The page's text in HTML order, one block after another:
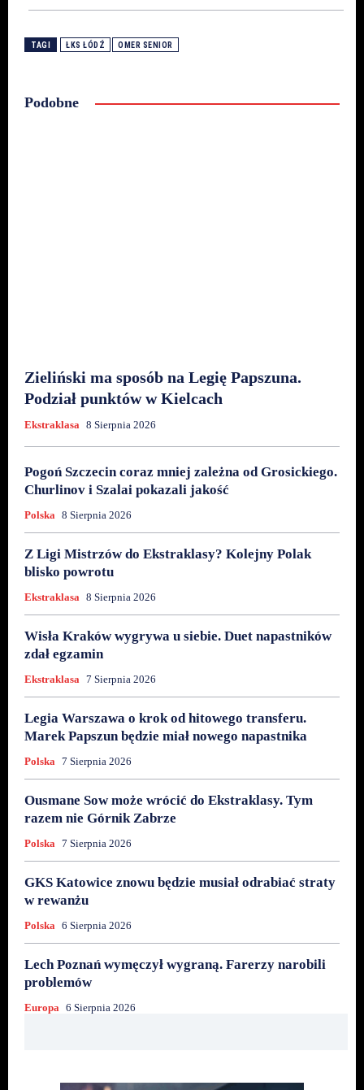
TAGI ŁKS ŁÓDŹ OMER SENIOR
Podobne
Zieliński ma sposób na Legię Papszuna.
Podział punktów w Kielcach
Ekstraklasa 8 Sierpnia 2026
Pogoń Szczecin coraz mniej zależna od Grosickiego.
Churlinov i Szalai pokazali jakość
Polska 8 Sierpnia 2026
Z Ligi Mistrzów do Ekstraklasy? Kolejny Polak
blisko powrotu
Ekstraklasa 8 Sierpnia 2026
Wisła Kraków wygrywa u siebie. Duet napastników
zdał egzamin
Ekstraklasa 7 Sierpnia 2026
Legia Warszawa o krok od hitowego transferu.
Marek Papszun będzie miał nowego napastnika
Polska 7 Sierpnia 2026
Ousmane Sow może wrócić do Ekstraklasy. Tym
razem nie Górnik Zabrze
Polska 7 Sierpnia 2026
GKS Katowice znowu będzie musiał odrabiać straty
w rewanżu
Polska 6 Sierpnia 2026
Lech Poznań wymęczył wygraną. Farerzy narobili
problemów
Europa 6 Sierpnia 2026